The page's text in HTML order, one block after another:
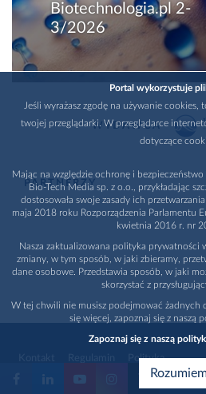
Biotechnologia.pl 2-
3/2026
WYDAWCA
PARTNERZY
Polityka
prywatności
Portal wykorzystuje
Jeśli wyrażasz zgodę na używanie cookies,
twojej przeglądarki. W przeglądarce
dotyczące
Mając na względzie ochronę i
Bio-Tech Media sp. z o.o., przykładając
dostosowała swoje zasady ich
maja 2018 roku Rozporządzenia Parlamentu
kwietnia 2016 r. nr
Nasza zaktualizowana polityka prywatności
zmiany, w tym sposób, w jaki zbieramy,
dane osobowe. Przedstawia sposób, w jaki
skorzystać z
W tej chwili nie musisz podejmować żadnych
się więcej, zapoznaj się z naszą
Zapoznaj się z naszą